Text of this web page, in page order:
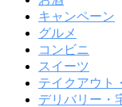
キャンペーン
グルメ
コンビニ
スイーツ
テイクアウト
デリバリー・